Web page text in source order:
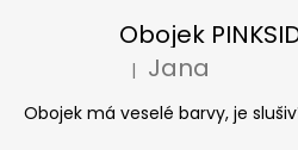
Obojek
Hodnocení produktu
| Jana
Obojek má veselé barvy, je